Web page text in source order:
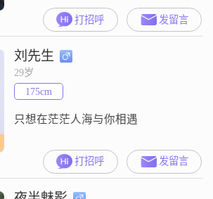
##3002##我的月收入在20001到
50000元之间，拥有大学本科学历
##3002##在性格方面，我自认为是
一个稳重可靠的人，做事自信果
断，有很强的责任感##3002##在生
活中，我对待事物总是充满耐心和
包容心##3002##我非常追求事业上
的成
打招呼 发留言
刘先生
29岁
175cm
只想在茫茫人海与你相遇
打招呼 发留言